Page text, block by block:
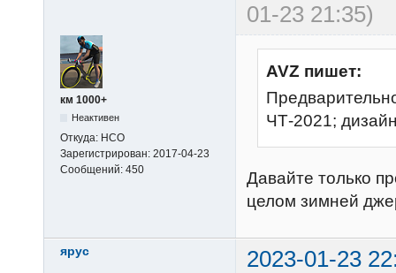
01-23 21:35)
км 1000+
Неактивен
Откуда: НСО
Зарегистрирован: 2017-04-23
Сообщений: 450
AVZ пишет:
ЧТ-2021;
Давайте только
целом зимней
ярус 2023-01-23